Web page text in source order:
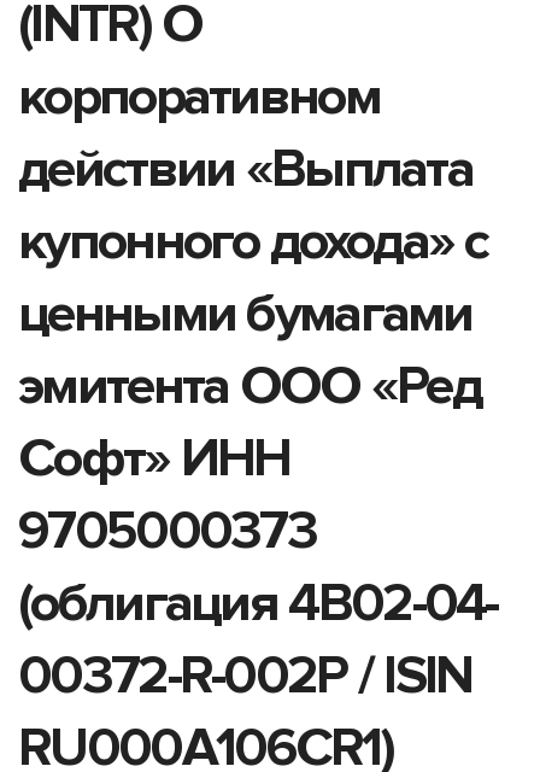
(INTR) О
корпоративном
действии «Выплата
купонного дохода» с
ценными бумагами
эмитента ООО «Ред
Софт» ИНН
9705000373
(облигация 4B02-04-
00372-R-002P / ISIN
RU000A106CR1)